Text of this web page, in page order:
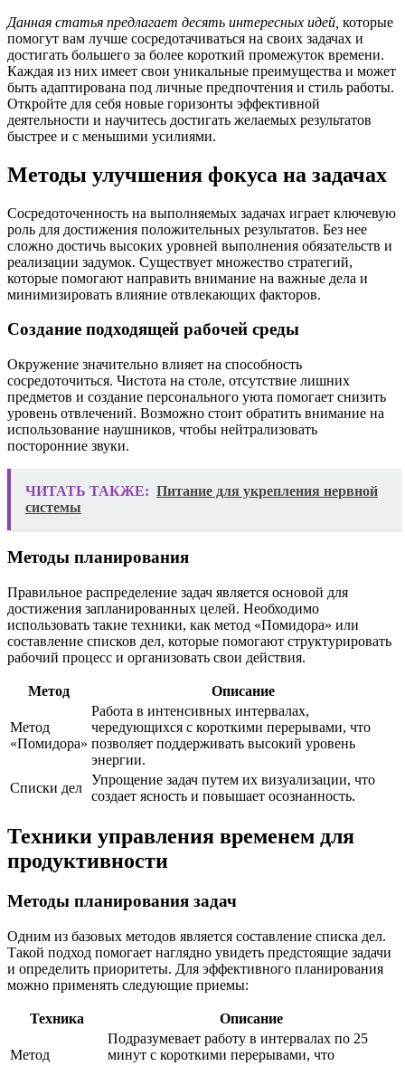
Данная статья предлагает десять интересных идей, которые
помогут вам лучше сосредотачиваться на своих задачах и
достигать большего за более короткий промежуток времени.
Каждая из них имеет свои уникальные преимущества и может
быть адаптирована под личные предпочтения и стиль работы.
Откройте для себя новые горизонты эффективной
деятельности и научитесь достигать желаемых результатов
быстрее и с меньшими усилиями.
Методы улучшения фокуса на задачах
Сосредоточенность на выполняемых задачах играет ключевую
роль для достижения положительных результатов. Без нее
сложно достичь высоких уровней выполнения обязательств и
реализации задумок. Существует множество стратегий,
которые помогают направить внимание на важные дела и
минимизировать влияние отвлекающих факторов.
Создание подходящей рабочей среды
Окружение значительно влияет на способность
сосредоточиться. Чистота на столе, отсутствие лишних
предметов и создание персонального уюта помогает снизить
уровень отвлечений. Возможно стоит обратить внимание на
использование наушников, чтобы нейтрализовать
посторонние звуки.
ЧИТАТЬ ТАКЖЕ: Питание для укрепления нервной
системы
Методы планирования
Правильное распределение задач является основой для
достижения запланированных целей. Необходимо
использовать такие техники, как метод «Помидора» или
составление списков дел, которые помогают структурировать
рабочий процесс и организовать свои действия.
Метод Описание
Метод
«Помидора»
Работа в интенсивных интервалах,
чередующихся с короткими перерывами, что
позволяет поддерживать высокий уровень
энергии.
Списки дел
Упрощение задач путем их визуализации, что
создает ясность и повышает осознанность.
Техники управления временем для
продуктивности
Методы планирования задач
Одним из базовых методов является составление списка дел.
Такой подход помогает наглядно увидеть предстоящие задачи
и определить приоритеты. Для эффективного планирования
можно применять следующие приемы:
Техника Описание
Метод
Подразумевает работу в интервалах по 25
минут с короткими перерывами, что